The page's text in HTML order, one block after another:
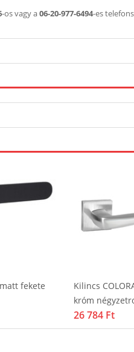
-os vagy a06-20-977-6494-es
fekete
Kilincs
króm
26 784 Ft